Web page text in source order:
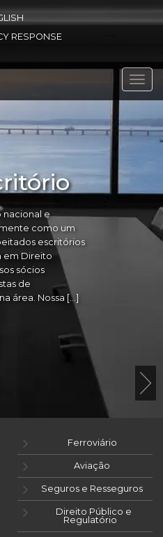
RESPONSE
nacional e
como um
escritórios
em Direito
sócios
de
área. Nossa […]
Ferroviário
Aviação
Seguros e Resseguros
Direito Público e
Regulatório